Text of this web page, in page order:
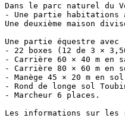
Dans le parc naturel
- Une partie habitations
Une deuxième maison
Une partie équestre avec
- 22 boxes (12 de 3 ×
- Carrière 60 × 40 m en
- Carrière 80 × 60 m en
- Manège 45 × 20 m en
- Rond de longe sol
- Marcheur 6 places.
Les informations sur les